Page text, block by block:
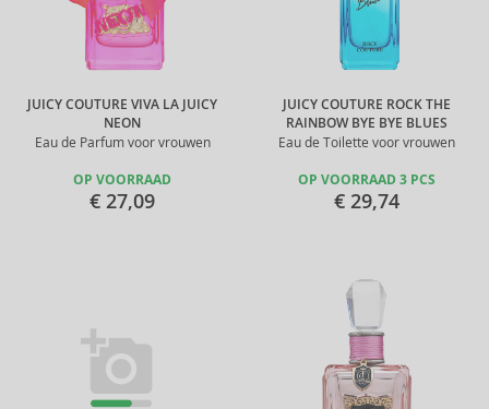
JUICY COUTURE VIVA LA JUICY
NEON
Eau de Parfum voor vrouwen
OP VOORRAAD
€ 27,09
JUICY COUTURE ROCK THE
RAINBOW BYE BYE BLUES
Eau de Toilette voor vrouwen
OP VOORRAAD 3 PCS
€ 29,74